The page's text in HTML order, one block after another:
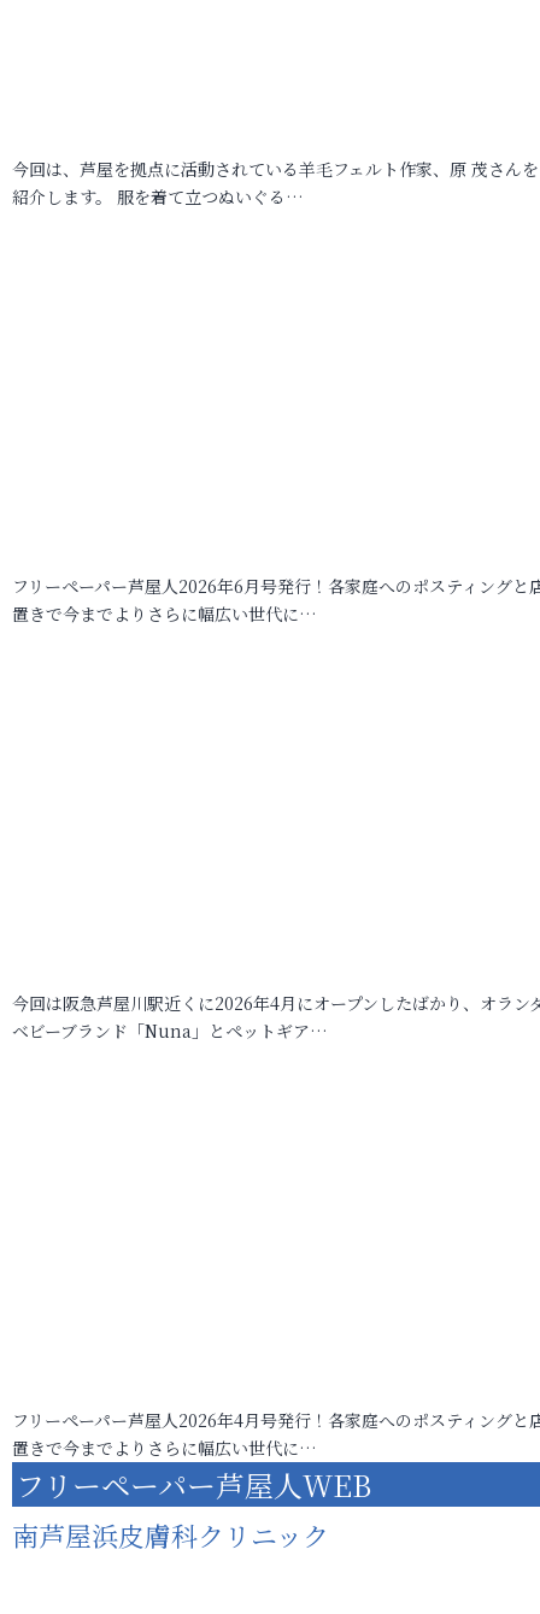
今回は、芦屋を拠点に活動されている羊毛フェルト作家、原 茂さん
紹介します。 服を着て立つぬいぐる…
フリーペーパー芦屋人2026年6月号発行！各家庭へのポスティングと
置きで今までよりさらに幅広い世代に…
今回は阪急芦屋川駅近くに2026年4月にオープンしたばかり、オラン
ベビーブランド「Nuna」とペットギア…
フリーペーパー芦屋人2026年4月号発行！各家庭へのポスティングと
置きで今までよりさらに幅広い世代に…
フリーペーパー芦屋人WEB
南芦屋浜皮膚科クリニック